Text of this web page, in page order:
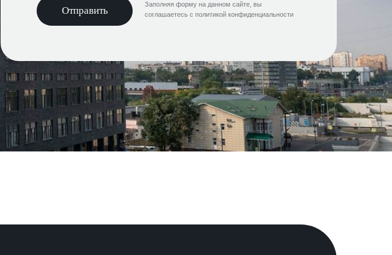
Отправить
Заполняя форму на данном сайте, вы
соглашаетесь с политикой конфиденциальности